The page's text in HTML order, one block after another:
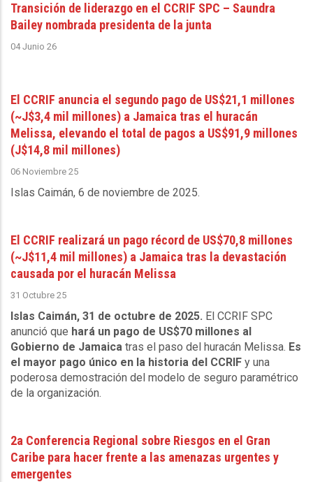
Transición de liderazgo en el CCRIF SPC – Saundra
Bailey nombrada presidenta de la junta
04 Junio 26
El CCRIF anuncia el segundo pago de US$21,1 millones
(~J$3,4 mil millones) a Jamaica tras el huracán
Melissa, elevando el total de pagos a US$91,9 millones
(J$14,8 mil millones)
06 Noviembre 25
Islas Caimán, 6 de noviembre de 2025.
El CCRIF realizará un pago récord de US$70,8 millones
(~J$11,4 mil millones) a Jamaica tras la devastación
causada por el huracán Melissa
31 Octubre 25
Islas Caimán, 31 de octubre de 2025. El CCRIF SPC
anunció que hará un pago de US$70 millones al
Gobierno de Jamaica tras el paso del huracán Melissa. Es
el mayor pago único en la historia del CCRIF y una
poderosa demostración del modelo de seguro paramétrico
de la organización.
2a Conferencia Regional sobre Riesgos en el Gran
Caribe para hacer frente a las amenazas urgentes y
emergentes